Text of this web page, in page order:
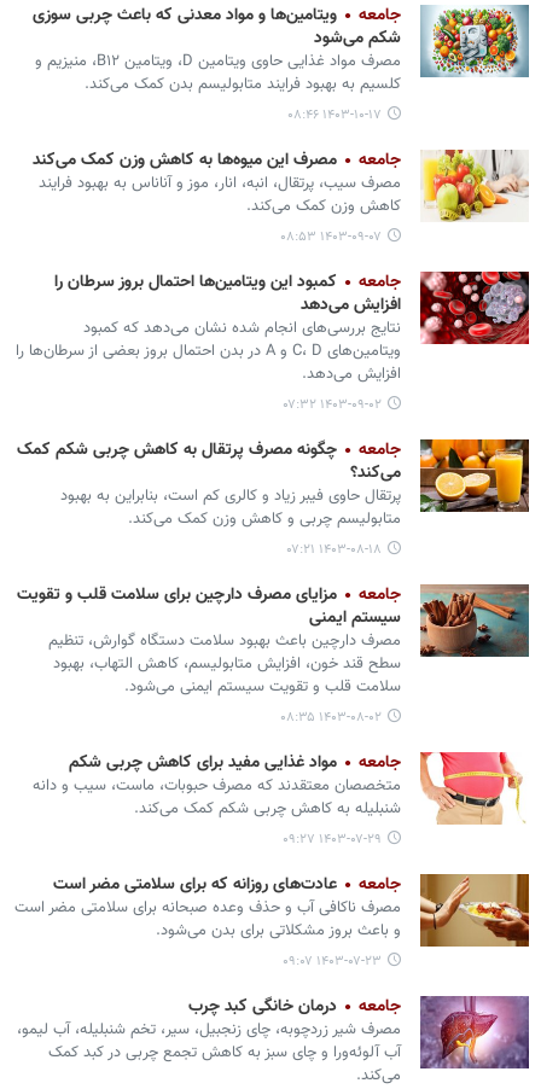
جامعه
ویتامین‌ها و مواد معدنی که باعث چربی سوزی
شکم می‌شود
مصرف مواد غذایی حاوی ویتامین D، ویتامین B۱۲، منیزیم و
کلسیم به بهبود فرایند متابولیسم بدن کمک می‌کند.
۱۴۰۳-۱۰-۱۷ ۰۸:۴۶
جامعه مصرف این میوه‌ها به کاهش وزن کمک می‌کند
مصرف سیب، پرتقال، انبه، انار، موز و آناناس به بهبود فرایند
کاهش وزن کمک می‌کند.
۱۴۰۳-۰۹-۰۷ ۰۸:۵۳
جامعه
کمبود این ویتامین‌ها احتمال بروز سرطان‌ را
افزایش می‌دهد
نتایج بررسی‌های انجام شده نشان می‌دهد که کمبود
ویتامین‌های C، D و A در بدن احتمال بروز بعضی از سرطان‌ها را
افزایش می‌دهد.
۱۴۰۳-۰۹-۰۲ ۰۷:۳۲
جامعه
چگونه مصرف پرتقال به کاهش چربی شکم کمک
می‌کند؟
پرتقال حاوی فیبر زیاد و کالری کم است، بنابراین به بهبود
متابولیسم چربی و کاهش وزن کمک می‌کند.
۱۴۰۳-۰۸-۱۸ ۰۷:۲۱
جامعه
مزایای مصرف دارچین برای سلامت قلب و تقویت
سیستم ایمنی
مصرف دارچین باعث بهبود سلامت دستگاه گوارش، تنظیم
سطح قند خون، افزایش متابولیسم، کاهش التهاب، بهبود
سلامت قلب و تقویت سیستم ایمنی می‏‌شود.
۱۴۰۳-۰۸-۰۲ ۰۸:۳۵
جامعه مواد غذایی مفید برای کاهش چربی شکم
متخصصان معتقدند که مصرف حبوبات، ماست، سیب و دانه
شنبلیله به کاهش چربی شکم کمک می‌کند.
۱۴۰۳-۰۷-۲۹ ۰۹:۲۷
جامعه عادت‌های روزانه که برای سلامتی مضر است
مصرف ناکافی آب و حذف وعده صبحانه برای سلامتی مضر است
و باعث بروز مشکلاتی برای بدن می‏‌شود.
۱۴۰۳-۰۷-۲۳ ۰۹:۰۷
جامعه درمان خانگی کبد چرب
مصرف شیر زردچوبه، چای زنجبیل، سیر، تخم شنبلیله، آب لیمو،
آب آلوئه‌ورا و چای سبز به کاهش تجمع چربی در کبد کمک
می‌کند.